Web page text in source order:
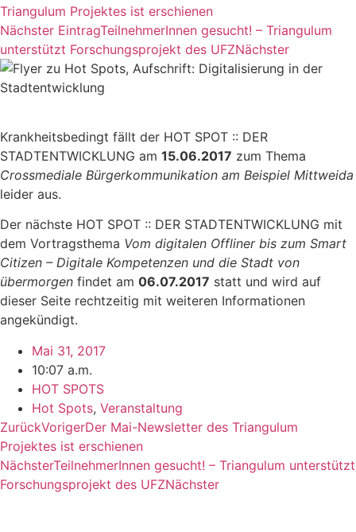
Triangulum Projektes ist erschienen
Nächster EintragTeilnehmerInnen gesucht! – Triangulum
unterstützt Forschungsprojekt des UFZNächster
Krankheitsbedingt fällt der HOT SPOT :: DER
STADTENTWICKLUNG am 15.06.2017 zum Thema
Crossmediale Bürgerkommunikation am Beispiel Mittweida
leider aus.
Der nächste HOT SPOT :: DER STADTENTWICKLUNG mit
dem Vortragsthema Vom digitalen Offliner bis zum Smart
Citizen – Digitale Kompetenzen und die Stadt von
übermorgen findet am 06.07.2017 statt und wird auf
dieser Seite rechtzeitig mit weiteren Informationen
angekündigt.
Mai 31, 2017
10:07 a.m.
HOT SPOTS
Hot Spots, Veranstaltung
ZurückVorigerDer Mai-Newsletter des Triangulum
Projektes ist erschienen
NächsterTeilnehmerInnen gesucht! – Triangulum unterstützt
Forschungsprojekt des UFZNächster